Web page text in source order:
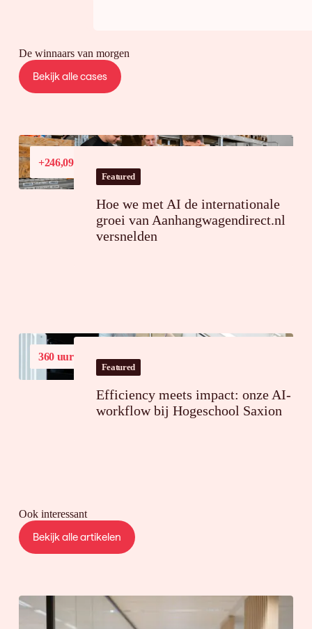
De winnaars van morgen
Bekijk alle cases
+246,09%
in Frankrijk
Featured
Hoe we met AI de internationale
groei van Aanhangwagendirect.nl
versnelden
360 uurtijdsbesparing op jaarbasis
Featured
Efficiency meets impact: onze AI-
workflow bij Hogeschool Saxion
Ook interessant
Bekijk alle artikelen